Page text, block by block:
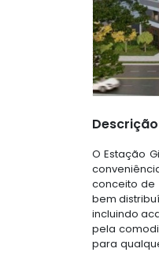
O Estação
conceito de
bem
incluindo
pela
para